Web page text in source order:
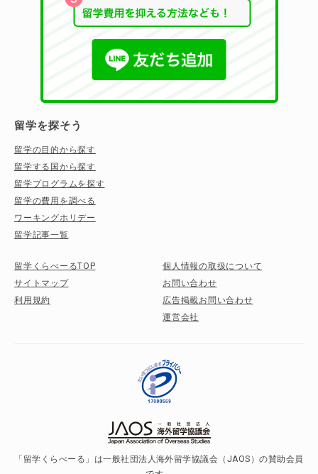
留学を探そう
留学の目的から探す
留学する国から探す
留学プログラムを探す
留学の費用を調べる
ワーキングホリデー
留学記事一覧
留学くらべーるTOP
サイトマップ
利用規約
個人情報の取扱について
お問い合わせ
広告掲載お問い合わせ
運営会社
「留学くらべーる」は一般社団法人海外留学協議会（JAOS）の賛助会員